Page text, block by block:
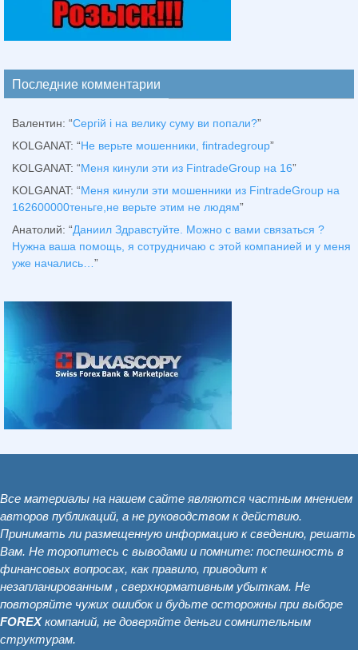
Последние комментарии
Валентин: “Сергій і на велику суму ви попали?”
KOLGANAT: “Не верьте мошенники, fintradegroup”
KOLGANAT: “Меня кинули эти из FintradeGroup на 16”
KOLGANAT: “Меня кинули эти мошенники из FintradeGroup на
162600000теньге,не верьте этим не людям”
Анатолий: “Даниил Здравстуйте. Можно с вами связаться ?
Нужна ваша помощь, я сотрудничаю с этой компанией и у меня
уже начались…”
Все материалы на нашем сайте являются частным мнением
авторов публикаций, а не руководством к действию.
Принимать ли размещенную информацию к сведению, решать
Вам. Не торопитесь с выводами и помните: поспешность в
финансовых вопросах, как правило, приводит к
незапланированным , сверхнормативным убыткам. Не
повторяйте чужих ошибок и будьте осторожны при выборе
FOREXкомпаний, не доверяйте деньги сомнительным
структурам.